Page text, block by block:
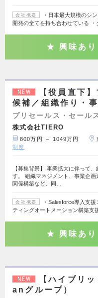
会社概要
・日本最大規模のシ
開発の全てを持ち合わせている
興味あり
NEW
【役員直下
候補／組織作り・事
プリセールス・セール
株式会社TIERO
800万円 ～ 1049万円
制度
【募集背景】 事業拡大に伴って
す。 組織マネジメント、事業企
関係構築など、同…
会社概要
・Salesforce導入支
ティングオートメーション構築支
興味あり
NEW
【ハイブリ
anグループ）